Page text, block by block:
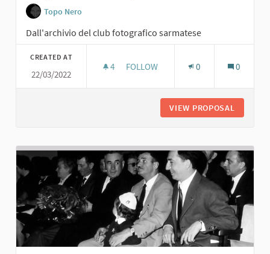
Topo Nero
Dall'archivio del club fotografico sarmatese
CREATED AT
22/03/2022
4 4 FOLLOWERS
FOLLOW 0 0
VIEW PROPOSAL